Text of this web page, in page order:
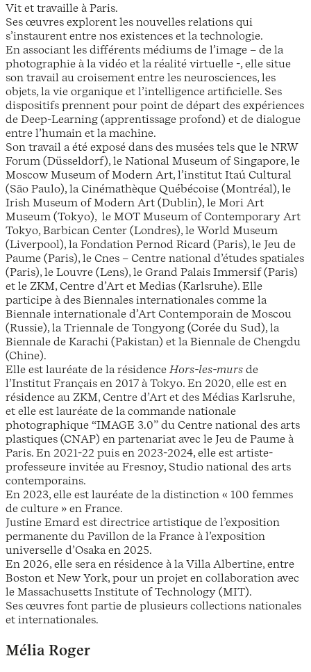
Vit et travaille à Paris.
Ses œuvres explorent les nouvelles relations qui
s’instaurent entre nos existences et la technologie.
En associant les différents médiums de l’image – de la
photographie à la vidéo et la réalité virtuelle -, elle situe
son travail au croisement entre les neurosciences, les
objets, la vie organique et l’intelligence artificielle. Ses
dispositifs prennent pour point de départ des expériences
de Deep-Learning (apprentissage profond) et de dialogue
entre l’humain et la machine.
Son travail a été exposé dans des musées tels que le NRW
Forum (Düsseldorf), le National Museum of Singapore, le
Moscow Museum of Modern Art, l’institut Itaú Cultural
(São Paulo), la Cinémathèque Québécoise (Montréal), le
Irish Museum of Modern Art (Dublin), le Mori Art
Museum (Tokyo), le MOT Museum of Contemporary Art
Tokyo, Barbican Center (Londres), le World Museum
(Liverpool), la Fondation Pernod Ricard (Paris), le Jeu de
Paume (Paris), le Cnes – Centre national d’études spatiales
(Paris), le Louvre (Lens), le Grand Palais Immersif (Paris)
et le ZKM, Centre d’Art et Medias (Karlsruhe). Elle
participe à des Biennales internationales comme la
Biennale internationale d’Art Contemporain de Moscou
(Russie), la Triennale de Tongyong (Corée du Sud), la
Biennale de Karachi (Pakistan) et la Biennale de Chengdu
(Chine).
Elle est lauréate de la résidenceHors-les-murs de
l’Institut Français en 2017 à Tokyo. En 2020, elle est en
résidence au ZKM, Centre d’Art et des Médias Karlsruhe,
et elle est lauréate de la commande nationale
photographique “IMAGE 3.0” du Centre national des arts
plastiques (CNAP) en partenariat avec le Jeu de Paume à
Paris. En 2021-22 puis en 2023-2024, elle est artiste-
professeure invitée au Fresnoy, Studio national des arts
contemporains.
En 2023, elle est lauréate de la distinction « 100 femmes
de culture » en France.
Justine Emard est directrice artistique de l’exposition
permanente du Pavillon de la France à l’exposition
universelle d’Osaka en 2025.
En 2026, elle sera en résidence à la Villa Albertine, entre
Boston et New York, pour un projet en collaboration avec
le Massachusetts Institute of Technology (MIT).
Ses œuvres font partie de plusieurs collections nationales
et internationales.
Mélia Roger